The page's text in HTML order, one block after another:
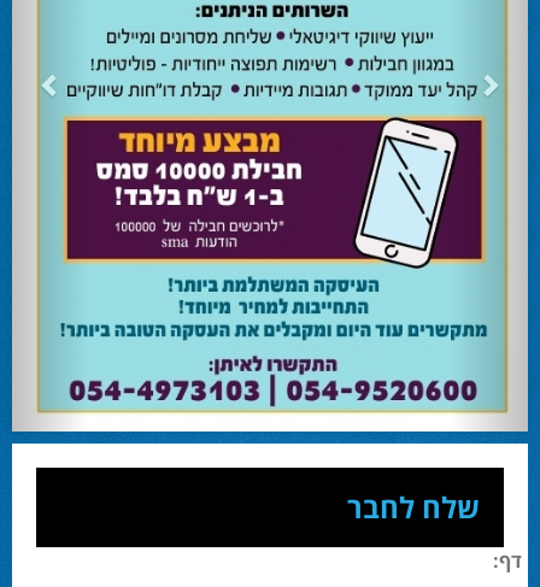
השרה מירי רגב קוראת לבוא ולהצביע ולהשפיע 24.02.24
השרה מירי רגב קוראת לבוא ולהצביע ולהשפיע בבחירות המוניציפליות שיתקיימו ביום
אוהד שגב הפסיד בעכו
עמיחי בן שלוש מקורבו של השר ניר ברקת ניצח את הבחירות בעכו ויכהן כראש העיר.
מחל זכתה במנדט אחד בבאר שבע
עו''ד אמנון כהן שעומד בראש רשימת מחל למועצת העיר זכה במנדט אחד ואילו שמעון
בוקר שהתמודד אף הוא למועצה לא הצליח להיבחר.
המשבר בליכוד העולמי 23.10.24
האם ההסכם של מיקי זוהר מחזק את הימין או השמאל? האם ההסכם חוקי או לא?שמירה
או הדחה? ומה יחליט בעתיד המרכז? עוד שנה בחירות בליכוד העולמי . הכל במגזין
המלא - עמ' 4.
שלח לחבר
דף: